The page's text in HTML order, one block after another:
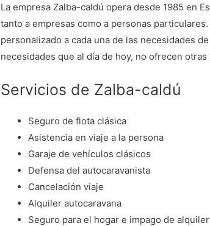
La empresa Zalba-caldú opera desde 1985 en
tanto a empresas como a personas
personalizado a cada una de las necesidades
necesidades que al día de hoy, no ofrecen
Servicios de Zalba-caldú
Seguro de flota clásica
Asistencia en viaje a la persona
Garaje de vehículos clásicos
Defensa del autocaravanista
Cancelación viaje
Alquiler autocaravana
Seguro para el hogar e impago de alquiler